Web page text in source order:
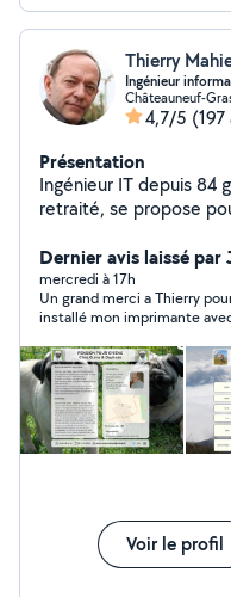
Thierry
Ingénieur
Châteauneuf-
4,7/5 (197
Présentation
Ingénieur IT depuis 84
retraité, se propose
réseau domestique
matières
connectée, wifi cpl
smartphone, sites web
94 soit 32 ans),
vulgarisation de
niveau
Dernier avis laissé par
mercredi à 17h
Un grand merci a Thierry
installé mon imprimante
le recommande sans
Voir le profil